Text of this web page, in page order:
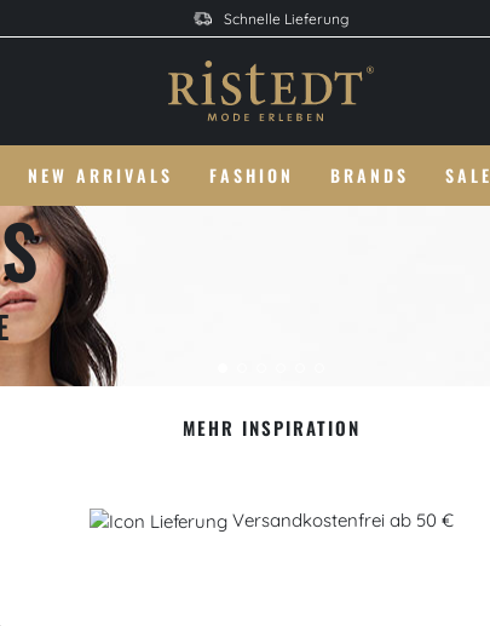
Schnelle Lieferung
NEW ARRIVALS FASHION BRANDS SALE
MEHR INSPIRATION
Versandkostenfrei ab 50 €